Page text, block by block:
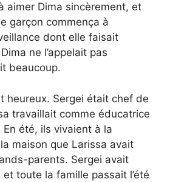
aimer Dima sincèrement, et
garçon commença à
dont elle faisait
ne l’appelait pas
beaucoup.
heureux. Sergei était chef de
travaillait comme éducatrice
été, ils vivaient à la
maison que Larissa avait
parents. Sergei avait
toute la famille passait l’été